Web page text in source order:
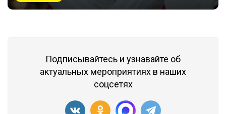
Подписывайтесь и узнавайте об
актуальных мероприятиях в наших
соцсетях